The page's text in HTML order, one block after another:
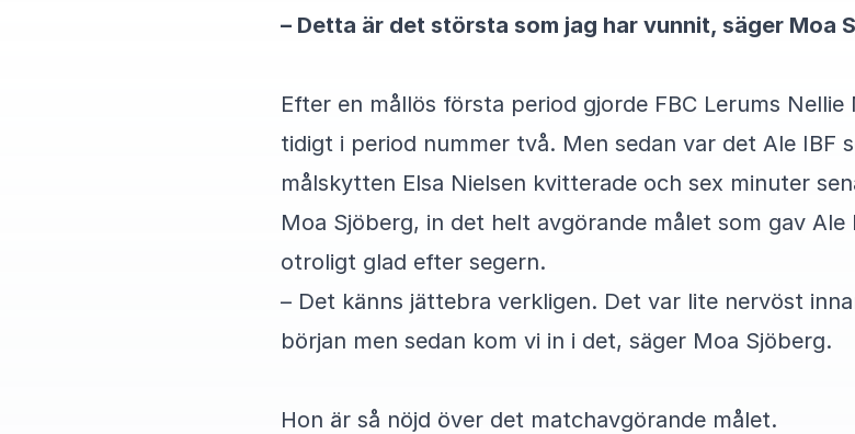
– Detta är det största som jag har vunnit, säger Moa
Efter en mållös första period gjorde FBC Lerums
tidigt i period nummer två. Men sedan var det Ale IBF
målskytten Elsa Nielsen kvitterade och sex minuter
Moa Sjöberg, in det helt avgörande målet som gav
otroligt glad efter segern.
– Det känns jättebra verkligen. Det var lite nervöst
början men sedan kom vi in i det, säger Moa Sjöberg.
Hon är så nöjd över det matchavgörande målet.